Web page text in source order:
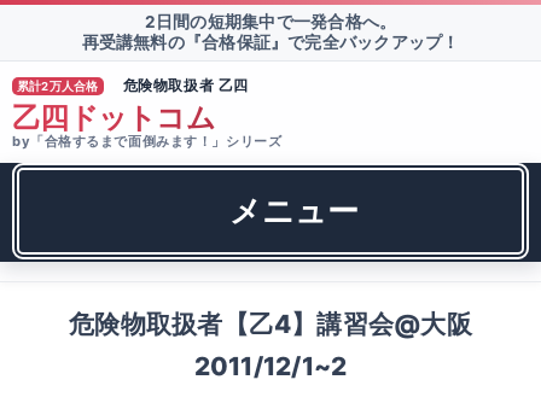
2日間の短期集中で一発合格へ。
再受講無料の『合格保証』で完全バックアップ！
累計2万人合格 危険物取扱者 乙四
乙四ドットコム
by「合格するまで面倒みます！」シリーズ
メニュー
危険物取扱者【乙4】講習会@大阪
2011/12/1~2